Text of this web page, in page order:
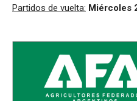
Partidos de vuelta: Miércoles